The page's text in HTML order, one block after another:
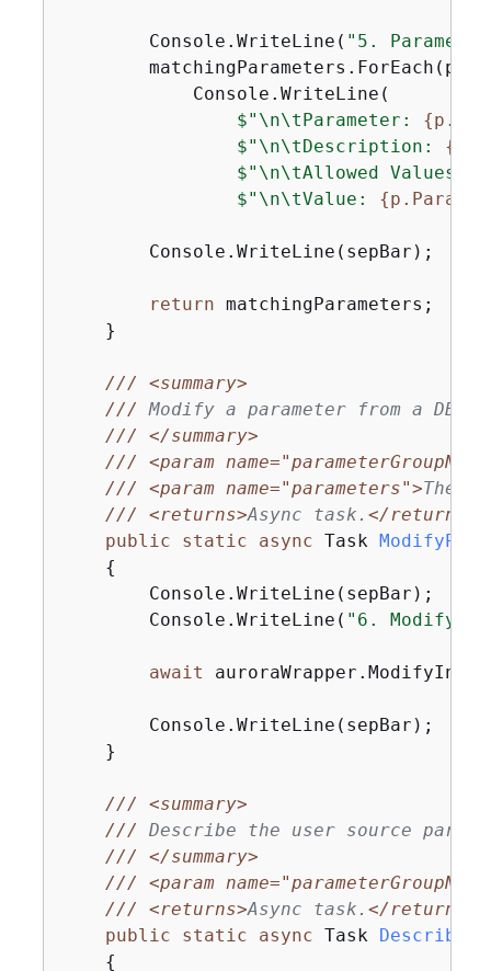
        Console.WriteLine(
"5.
        matchingParameters.ForEach(p =>
            Console.WriteLine(
$"\n\tParameter: {
$"\n\tDescription: {
$"\n\tAllowed Values:
$"\n\tValue: {
        Console.WriteLine(sepBar);
return matchingParameters;
    }
///
<summary>
/// Modify a parameter from a
///
</summary>
///
<param
///
<param name="parameters">The
///
<returns>Async task. </returns>
public
static async Task
{
        Console.WriteLine(sepBar);
        Console.WriteLine(
"6. Modify
await
        Console.WriteLine(sepBar);
    }
///
<summary>
/// Describe the user source
///
</summary>
///
<param
///
<returns>Async task. </returns>
public
static async Task
{